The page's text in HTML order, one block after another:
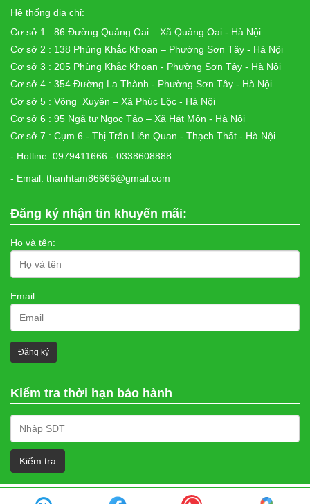
Hệ thống địa chỉ:
Cơ sở 1 : 86 Đường Quảng Oai – Xã Quảng Oai - Hà Nội
Cơ sở 2 : 138 Phùng Khắc Khoan – Phường Sơn Tây - Hà Nội
Cơ sở 3 : 205 Phùng Khắc Khoan - Phường Sơn Tây - Hà Nội
Cơ sở 4 : 354 Đường La Thành - Phường Sơn Tây - Hà Nội
Cơ sở 5 : Võng Xuyên – Xã Phúc Lộc - Hà Nội
Cơ sở 6 : 95 Ngã tư Ngọc Tảo – Xã Hát Môn - Hà Nội
Cơ sở 7 : Cụm 6 - Thị Trấn Liên Quan - Thạch Thất - Hà Nội
- Hotline: 0979411666 - 0338608888
- Email: thanhtam86666@gmail.com
Đăng ký nhận tin khuyến mãi:
Họ và tên:
Email:
Kiểm tra thời hạn bảo hành